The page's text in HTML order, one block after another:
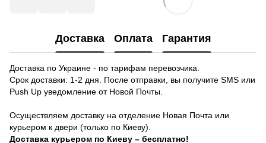
Доставка Оплата Гарантия
Доставка по Украине - по тарифам перевозчика.
Срок доставки: 1-2 дня. После отправки, вы получите SMS или
Push Up уведомление от Новой Почты.
Осуществляем доставку на отделение Новая Почта или
курьером к двери (только по Киеву).
Доставка курьером по Киеву – бесплатно!